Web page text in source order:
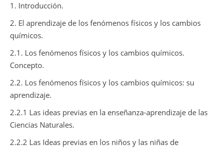
1. Introducción.
2. El aprendizaje de los fenómenos físicos y los cambios
químicos.
2.1. Los fenómenos físicos y los cambios químicos.
Concepto.
2.2. Los fenómenos físicos y los cambios químicos: su
aprendizaje.
2.2.1 Las ideas previas en la enseñanza-aprendizaje de las
Ciencias Naturales.
2.2.2 Las Ideas previas en los niños y las niñas de